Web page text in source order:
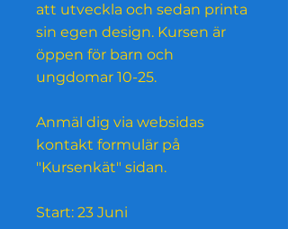
att utveckla och sedan printa
sin egen design. Kursen är
öppen för barn och
ungdomar 10-25.
Anmäl dig via websidas
kontakt formulär på
"Kursenkät" sidan.
Start: 23 Juni